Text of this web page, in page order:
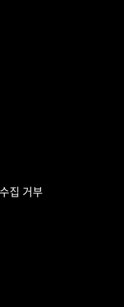
집 거부